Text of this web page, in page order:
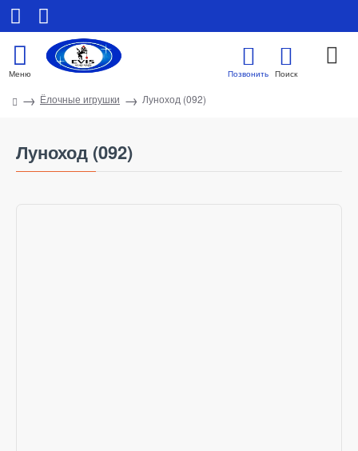
Ёлочные игрушки Луноход (092)
Луноход (092)